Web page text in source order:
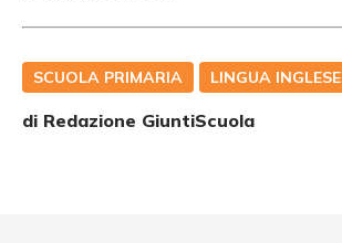
SCUOLA PRIMARIA LINGUA INGLESE
di Redazione GiuntiScuola